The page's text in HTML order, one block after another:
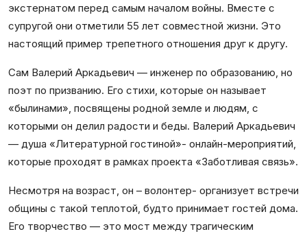
экстернатом перед самым началом войны. Вместе с
супругой они отметили 55 лет совместной жизни. Это
настоящий пример трепетного отношения друг к другу.
Сам Валерий Аркадьевич — инженер по образованию, но
поэт по призванию. Его стихи, которые он называет
«былинами», посвящены родной земле и людям, с
которыми он делил радости и беды. Валерий Аркадьевич
— душа «Литературной гостиной»- онлайн-мероприятий,
которые проходят в рамках проекта «Заботливая связь».
Несмотря на возраст, он – волонтер- организует встречи
общины с такой теплотой, будто принимает гостей дома.
Его творчество — это мост между трагическим